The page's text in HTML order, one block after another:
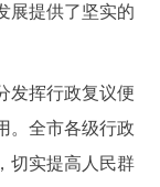
展提供了坚实的
挥行政复议便
。全市各级行政
切实提高人民群